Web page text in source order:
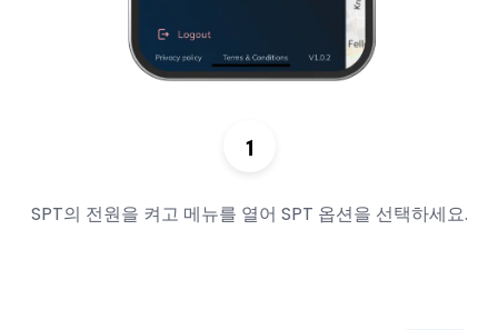
SPT의 전원을 켜고 메뉴를 열어 SPT 옵션을 선택하세요.